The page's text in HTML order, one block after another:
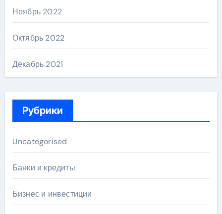
Ноябрь 2022
Октябрь 2022
Декабрь 2021
Рубрики
Uncategorised
Банки и кредиты
Бизнес и инвестиции